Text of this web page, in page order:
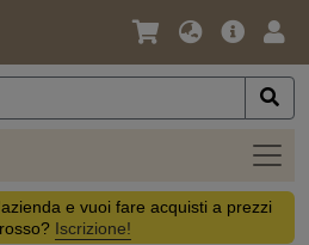
Lingua
Valuta
Offerta
e vuoi fare acquisti a prezzi
Iscrizione!